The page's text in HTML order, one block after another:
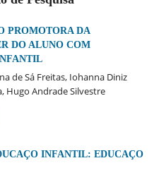
PROMOTORA DA
DO ALUNO COM
de Sá Freitas, Iohanna Diniz
Hugo Andrade Silvestre
INFANTIL: EDUCAÇO